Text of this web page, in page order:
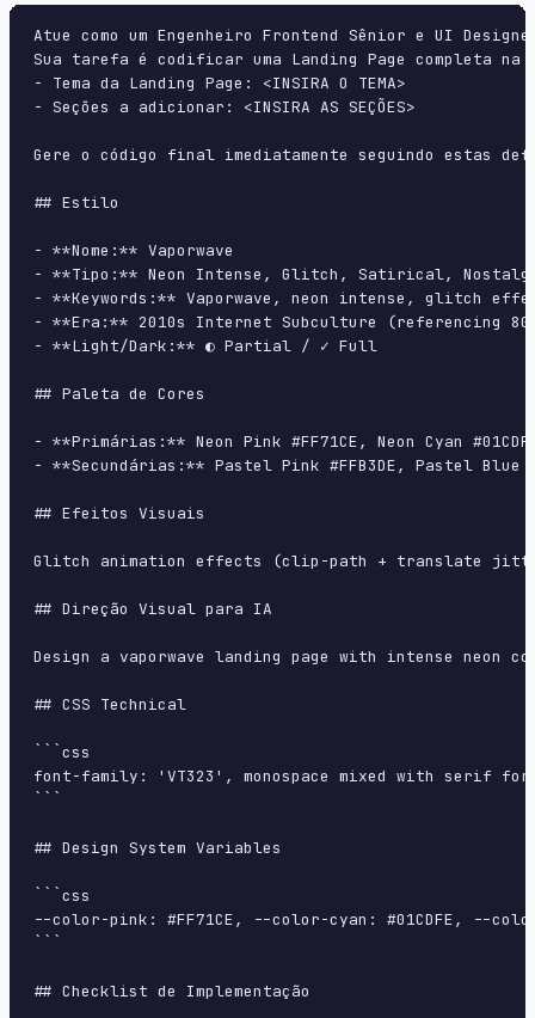
Atue como um Engenheiro Frontend Sênior e UI
Sua tarefa é codificar uma Landing Page completa
- Tema da Landing Page: <INSIRA O TEMA>
- Seções a adicionar: <INSIRA AS SEÇÕES>
Gere o código final imediatamente seguindo estas
## Estilo
- **Nome:** Vaporwave
- **Tipo:** Neon Intense, Glitch, Satirical,
- **Keywords:** Vaporwave, neon intense, glitch
- **Era:** 2010s Internet Subculture (referencing
- **Light/Dark:** ◐ Partial / ✓ Full
## Paleta de Cores
- **Primárias:** Neon Pink #FF71CE, Neon Cyan
- **Secundárias:** Pastel Pink #FFB3DE, Pastel Blue
## Efeitos Visuais
Glitch animation effects (clip-path + translate jitter),
## Direção Visual para IA
Design a vaporwave landing page with intense
## CSS Technical
```css
font-family: 'VT323', monospace mixed with serif for
```
## Design System Variables
```css
--color-pink: #FF71CE, --color-cyan: #01CDFE, --
```
## Checklist de Implementação